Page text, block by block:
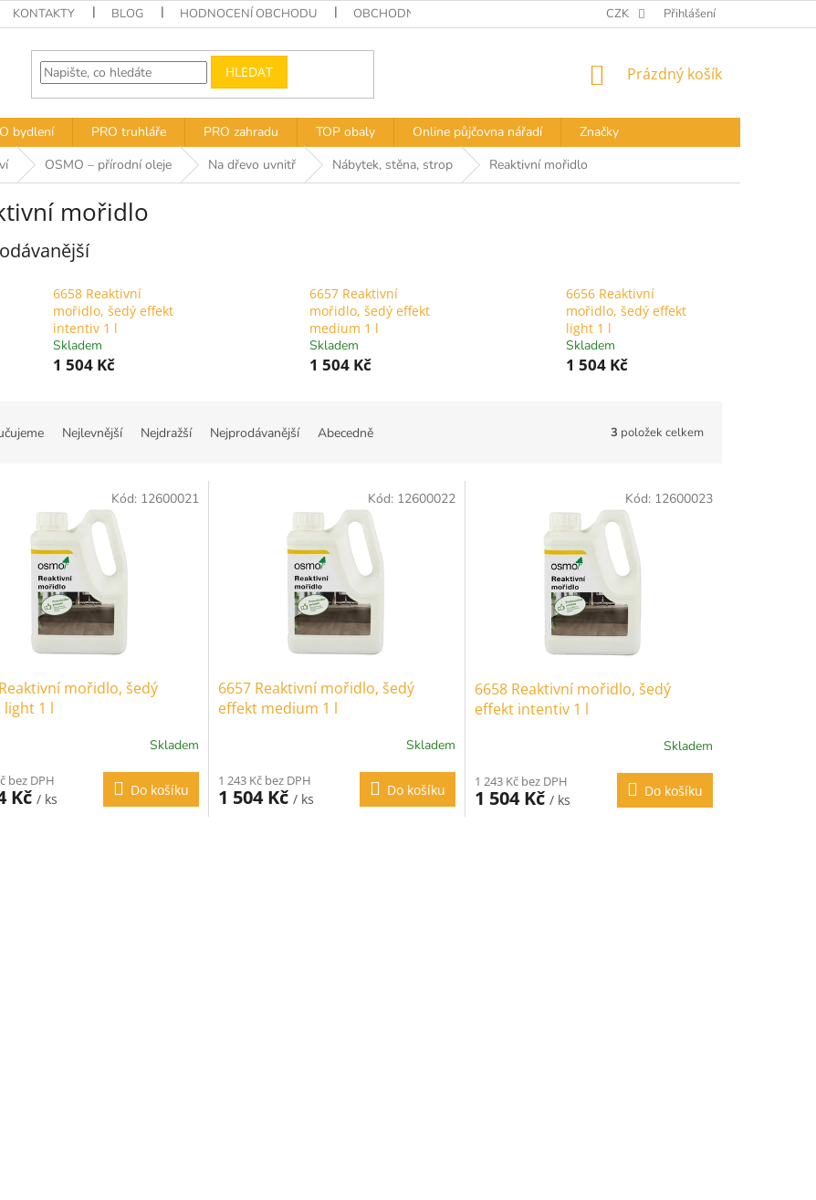
KONTAKTY BLOG HODNOCENÍ OBCHODU OBCHODNÍ PODMÍNKY DOPRAVA A PLATBA PODMÍNKY OCHRANY
CZK Přihlášení
HLEDAT
NÁKUPNÍ
Prázdný košík
bydlení PRO truhláře PRO zahradu TOP obaly Online půjčovna nářadí
Značky
OSMO – přírodní oleje Na dřevo uvnitř Nábytek, stěna, strop Reaktivní mořidlo
mořidlo
6658 Reaktivní
mořidlo, šedý effekt
intentiv 1 l
Skladem
1 504 Kč
6657 Reaktivní
mořidlo, šedý effekt
medium 1 l
Skladem
1 504 Kč
6656 Reaktivní
mořidlo, šedý effekt
light 1 l
Skladem
1 504 Kč
Nejlevnější Nejdražší Nejprodávanější Abecedně 3 položek celkem
mořidlo, šedý
light 1 l
Skladem
bez DPH
Kč / ks
Do košíku
Kód: 12600021
6657 Reaktivní mořidlo, šedý
effekt medium 1 l
Skladem
1 243 Kč bez DPH
1 504 Kč / ks
Do košíku
Kód: 12600022
6658 Reaktivní mořidlo, šedý
effekt intentiv 1 l
Skladem
1 243 Kč bez DPH
1 504 Kč / ks
Do košíku
Kód: 12600023